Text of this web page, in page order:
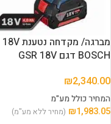
מברגה/ מקדחה נטענת 18V
BOSCH דגם GSR 18V
₪2,340.00
המחיר כולל מע"מ
₪1,983.05 (מחיר ללא מע"מ)